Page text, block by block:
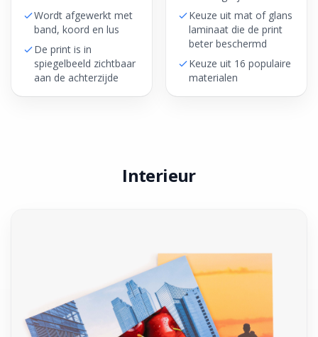
Wordt afgewerkt met
band, koord en lus
De print is in
spiegelbeeld zichtbaar
aan de achterzijde
Keuze uit mat of glans
laminaat die de print
beter beschermd
Keuze uit 16 populaire
materialen
Interieur